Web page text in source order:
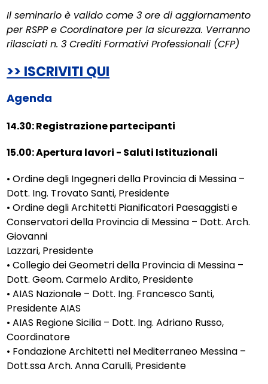
Il seminario è valido come 3 ore di aggiornamento
per RSPP e Coordinatore per la sicurezza. Verranno
rilasciati n. 3 Crediti Formativi Professionali (CFP)
>> ISCRIVITI QUI
Agenda
14.30: Registrazione partecipanti
15.00: Apertura lavori - Saluti Istituzionali
• Ordine degli Ingegneri della Provincia di Messina –
Dott. Ing. Trovato Santi, Presidente
• Ordine degli Architetti Pianificatori Paesaggisti e
Conservatori della Provincia di Messina – Dott. Arch.
Giovanni
Lazzari, Presidente
• Collegio dei Geometri della Provincia di Messina –
Dott. Geom. Carmelo Ardito, Presidente
• AIAS Nazionale – Dott. Ing. Francesco Santi,
Presidente AIAS
• AIAS Regione Sicilia – Dott. Ing. Adriano Russo,
Coordinatore
• Fondazione Architetti nel Mediterraneo Messina –
Dott.ssa Arch. Anna Carulli, Presidente